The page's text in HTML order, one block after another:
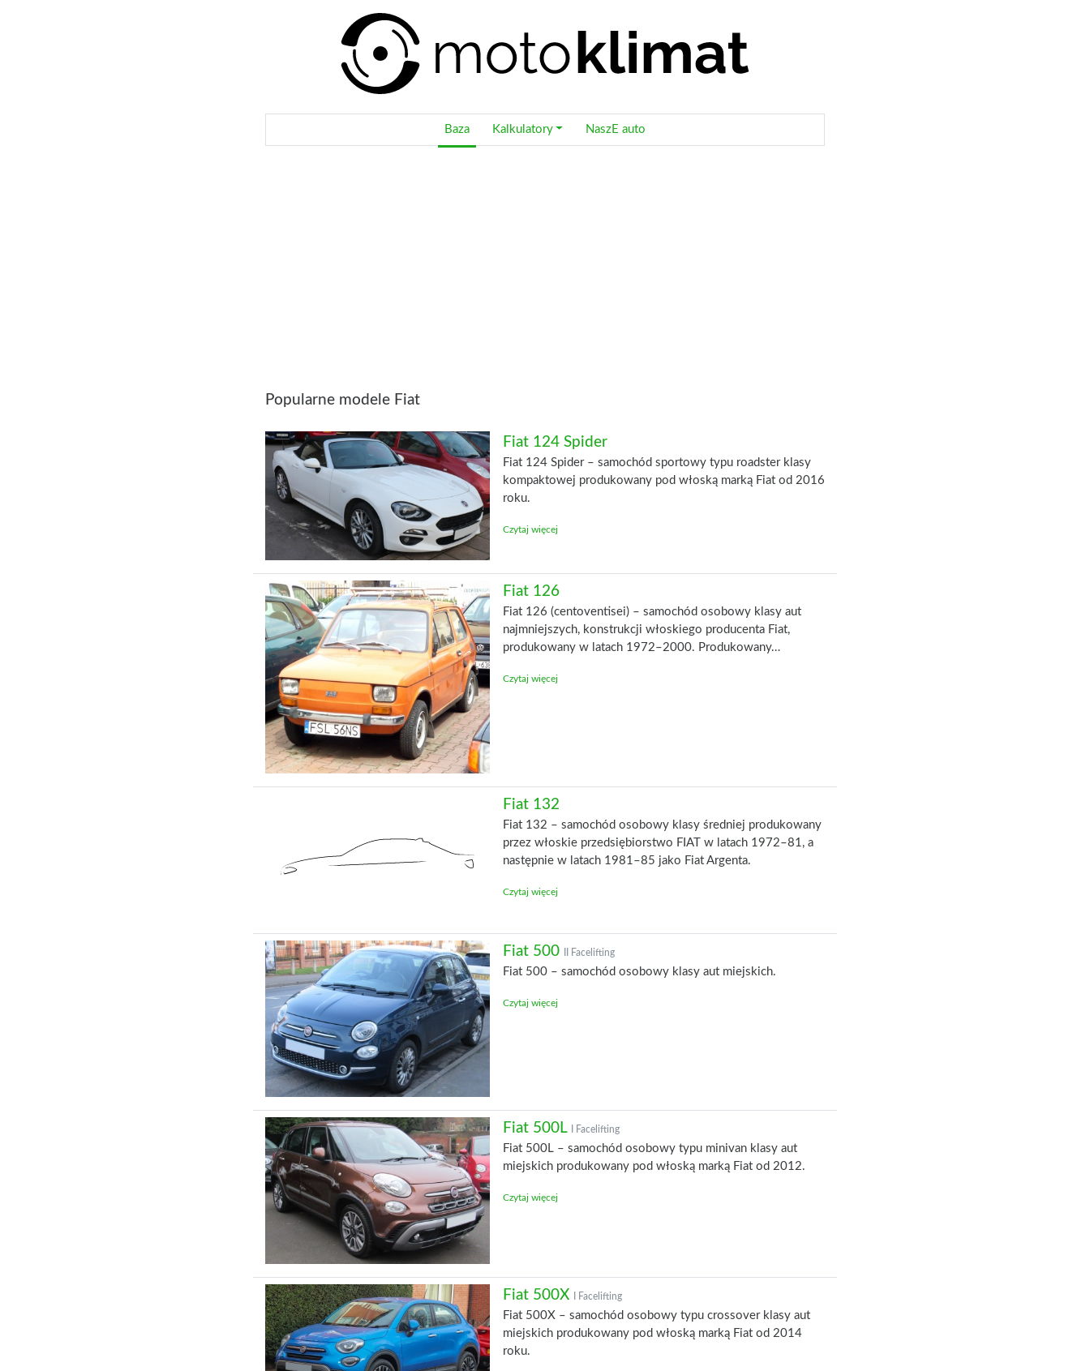
Baza Kalkulatory NaszE auto
Popularne modele Fiat
Fiat 124 Spider
Fiat 124 Spider – samochód sportowy typu roadster klasy
kompaktowej produkowany pod włoską marką Fiat od 2016
roku.
Czytaj więcej
Fiat 126
Fiat 126 (centoventisei) – samochód osobowy klasy aut
najmniejszych, konstrukcji włoskiego producenta Fiat,
produkowany w latach 1972–2000. Produkowany…
Czytaj więcej
Fiat 132
Fiat 132 – samochód osobowy klasy średniej produkowany
przez włoskie przedsiębiorstwo FIAT w latach 1972–81, a
następnie w latach 1981–85 jako Fiat Argenta.
Czytaj więcej
Fiat 500 II Facelifting
Fiat 500 – samochód osobowy klasy aut miejskich.
Czytaj więcej
Fiat 500L I Facelifting
Fiat 500L – samochód osobowy typu minivan klasy aut
miejskich produkowany pod włoską marką Fiat od 2012.
Czytaj więcej
Fiat 500X I Facelifting
Fiat 500X – samochód osobowy typu crossover klasy aut
miejskich produkowany pod włoską marką Fiat od 2014
roku.